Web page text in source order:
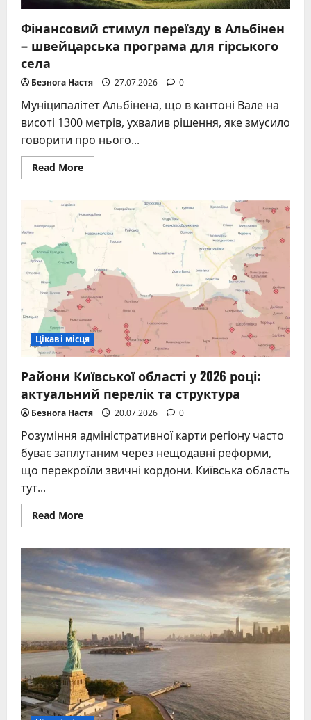
Фінансовий стимул переїзду в Альбінен
– швейцарська програма для гірського
села
Безнога Настя 27.07.2026 0
Муніципалітет Альбінена, що в кантоні Вале на
висоті 1300 метрів, ухвалив рішення, яке змусило
говорити про нього...
Read MoreRead
more
стимул
переїзду
в
Альбінен
програма
для
гірського
села
Цікаві місця
Райони Київської області у 2026 році:
актуальний перелік та структура
Безнога Настя 20.07.2026 0
Розуміння адміністративної карти регіону часто
буває заплутаним через нещодавні реформи,
що перекроїли звичні кордони. Київська область
тут...
Read MoreRead
more
Київської
області
у
2026
році:
актуальний
перелік
та
структура